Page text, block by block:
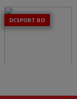
DCSPORT.RO